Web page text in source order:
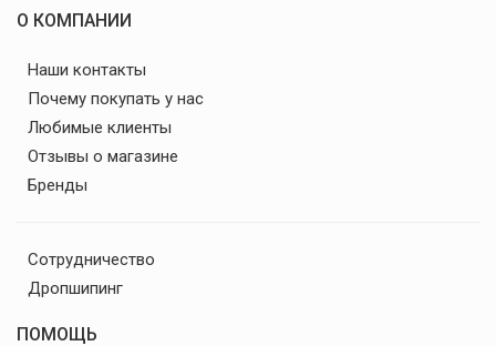
О КОМПАНИИ
Наши контакты
Почему покупать у нас
Любимые клиенты
Отзывы о магазине
Бренды
Сотрудничество
Дропшипинг
ПОМОЩЬ